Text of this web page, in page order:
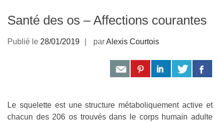
Santé des os – Affections courantes
Publié le 28/01/2019 parAlexis Courtois
Le squelette est une structure métaboliquement active et
chacun des 206 os trouvés dans le corps humain adulte